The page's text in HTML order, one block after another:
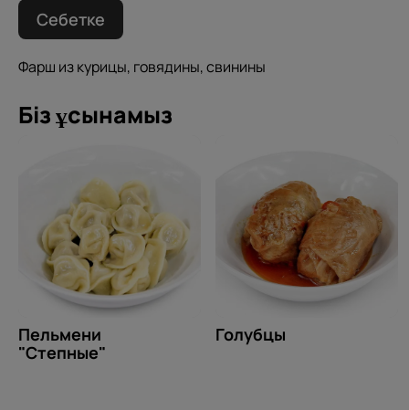
Себетке
Фарш из курицы, говядины, свинины
Біз ұсынамыз
Пельмени
"Степные"
Голубцы